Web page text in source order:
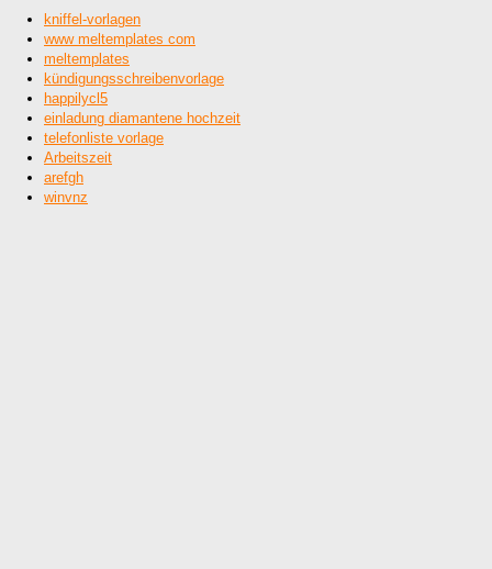
kniffel-vorlagen
www meltemplates com
meltemplates
kündigungsschreibenvorlage
happilycl5
einladung diamantene hochzeit
telefonliste vorlage
Arbeitszeit
arefgh
winvnz